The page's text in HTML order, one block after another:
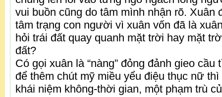
vui buồn cũng do tâm mình nhận rõ. Xuân
tâm trạng con người vì xuân vốn đã là
hỏi trái đất quay quanh mặt trời hay mặt
đất?
Có gọi xuân là “nàng” đỏng đảnh gieo
để thêm chút mỹ miều yểu điệu thục nữ
khái niệm không-thời gian, một phạm trù